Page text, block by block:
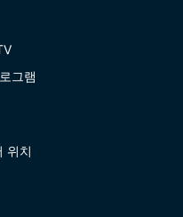
그램
위치